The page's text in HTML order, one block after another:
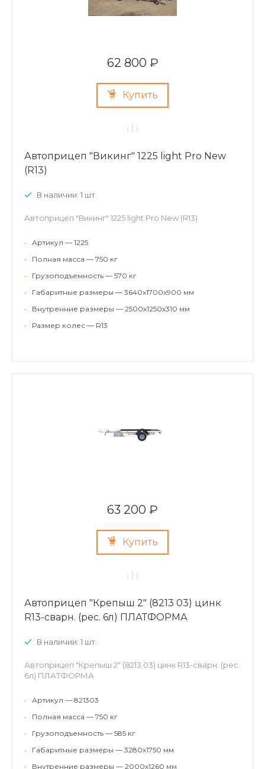
62 800 ₽
Купить
Автоприцеп "Викинг" 1225 light Pro New
(R13)
В наличии: 1 шт.
Автоприцеп "Викинг" 1225 light Pro New (R13)
•
Артикул — 1225
•
Полная масса — 750 кг
•
Грузоподъемность — 570 кг
•
Габаритные размеры — 3640х1700х900 мм
•
Внутренние размеры — 2500х1250х310 мм
•
Размер колес — R13
63 200 ₽
Купить
Автоприцеп "Крепыш 2" (8213 03) цинк
R13-сварн. (рес. 6л) ПЛАТФОРМА
В наличии: 1 шт.
Автоприцеп "Крепыш 2" (8213 03) цинк R13-сварн. (рес.
6л) ПЛАТФОРМА
•
Артикул — 821303
•
Полная масса — 750 кг
•
Грузоподъемность — 585 кг
•
Габаритные размеры — 3280х1750 мм
•
Внутренние размеры — 2000х1260 мм